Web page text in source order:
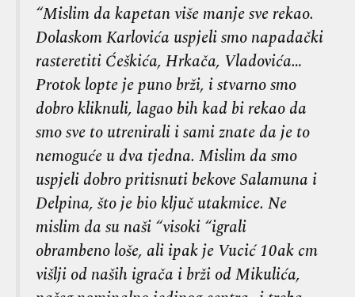
“Mislim da kapetan više manje sve rekao.
Dolaskom Karlovića uspjeli smo napadački
rasteretiti Ćeškića, Hrkača, Vladovića…
Protok lopte je puno brži, i stvarno smo
dobro kliknuli, lagao bih kad bi rekao da
smo sve to utrenirali i sami znate da je to
nemoguće u dva tjedna. Mislim da smo
uspjeli dobro pritisnuti bekove Salamuna i
Delpina, što je bio ključ utakmice. Ne
mislim da su naši “visoki “igrali
obrambeno loše, ali ipak je Vucić 10ak cm
višlji od naših igrača i brži od Mikulića,